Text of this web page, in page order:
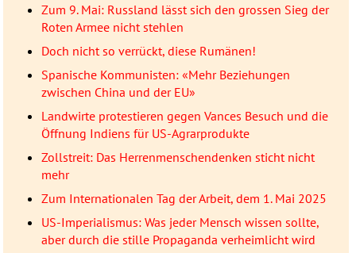
Zum 9. Mai: Russland lässt sich den grossen Sieg der
Roten Armee nicht stehlen
Doch nicht so verrückt, diese Rumänen!
Spanische Kommunisten: «Mehr Beziehungen
zwischen China und der EU»
Landwirte protestieren gegen Vances Besuch und die
Öffnung Indiens für US-Agrarprodukte
Zollstreit: Das Herrenmenschendenken sticht nicht
mehr
Zum Internationalen Tag der Arbeit, dem 1. Mai 2025
US-Imperialismus: Was jeder Mensch wissen sollte,
aber durch die stille Propaganda verheimlicht wird